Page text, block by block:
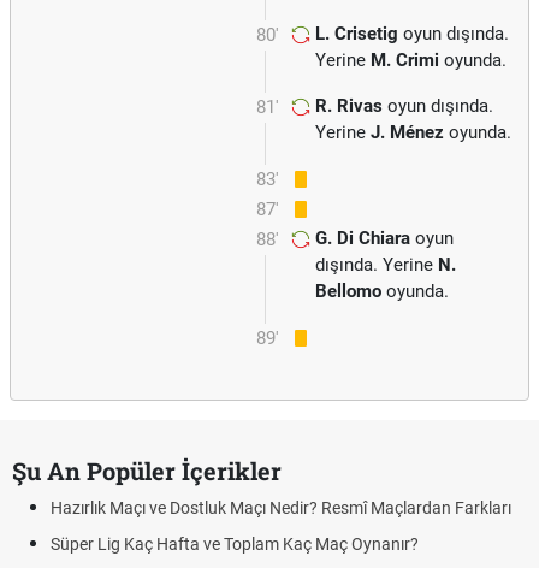
80' L. Crisetig oyun dışında.
Yerine M. Crimi oyunda.
81' R. Rivas oyun dışında.
Yerine J. Ménez oyunda.
83'
87'
88'
G. Di Chiara oyun
dışında. Yerine N.
Bellomo oyunda.
89'
Şu An Popüler İçerikler
Hazırlık Maçı ve Dostluk Maçı Nedir? Resmî Maçlardan Farkları
Süper Lig Kaç Hafta ve Toplam Kaç Maç Oynanır?